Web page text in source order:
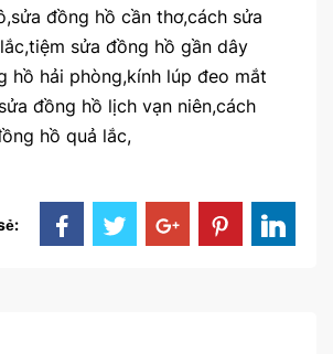
đồng hồ cần thơ,cách sửa
sửa đồng hồ gần dây
hồ hải phòng,kính lúp đeo mắt
đồng hồ lịch vạn niên,cách
hồ quả lắc,